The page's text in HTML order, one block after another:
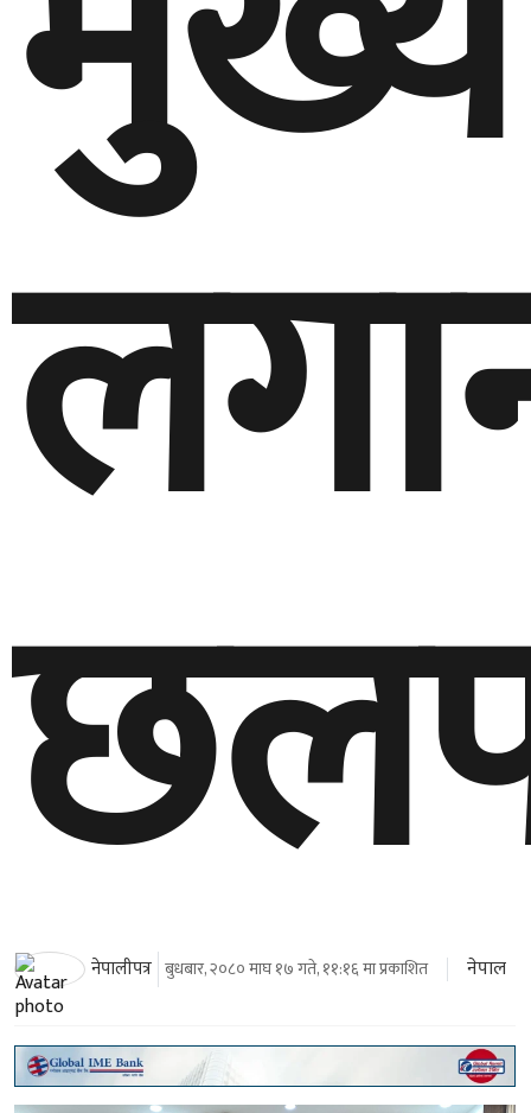
नेपालीपत्र बुधबार, २०८० माघ १७ गते, ११:१६ मा प्रकाशित नेपाल